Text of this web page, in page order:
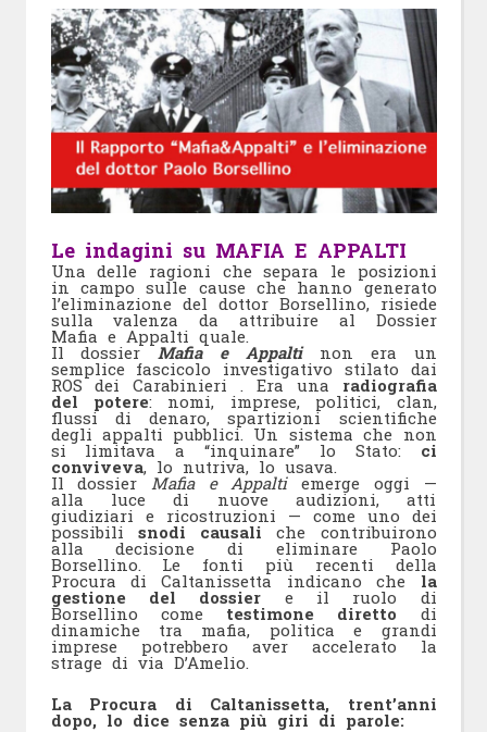
Le indagini su MAFIA E APPALTI
Una delle ragioni che separa le posizioni
in campo sulle cause che hanno generato
l’eliminazione del dottor Borsellino, risiede
sulla valenza da attribuire al Dossier
Mafia e Appalti quale.
Il dossierMafia e Appaltinon era un
semplice fascicolo investigativo stilato dai
ROS dei Carabinieri . Era una radiografia
del potere: nomi, imprese, politici, clan,
flussi di denaro, spartizioni scientifiche
degli appalti pubblici. Un sistema che non
si limitava a “inquinare” lo Stato: ci
conviveva, lo nutriva, lo usava.
Il dossier Mafia e Appaltiemerge oggi —
alla luce di nuove audizioni, atti
giudiziari e ricostruzioni — come uno dei
possibili snodi causali che contribuirono
alla decisione di eliminare Paolo
Borsellino. Le fonti più recenti della
Procura di Caltanissetta indicano che la
gestione del dossier e il ruolo di
Borsellino come testimone diretto di
dinamiche tra mafia, politica e grandi
imprese potrebbero aver accelerato la
strage di via D’Amelio.
La Procura di Caltanissetta, trent’anni
dopo, lo dice senza più giri di parole: